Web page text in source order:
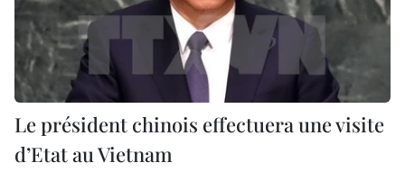
Le président chinois effectuera une visite
d’Etat au Vietnam